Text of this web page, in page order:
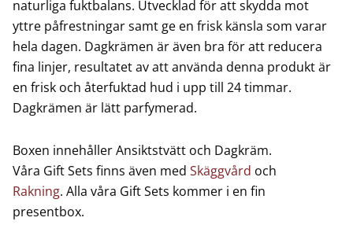
naturliga fuktbalans. Utvecklad för att skydda mot
yttre påfrestningar samt ge en frisk känsla som varar
hela dagen. Dagkrämen är även bra för att reducera
fina linjer, resultatet av att använda denna produkt är
en frisk och återfuktad hud i upp till 24 timmar.
Dagkrämen är lätt parfymerad.
Boxen innehåller Ansiktstvätt och Dagkräm.
Våra Gift Sets finns även med Skäggvård och
Rakning. Alla våra Gift Sets kommer i en fin
presentbox.